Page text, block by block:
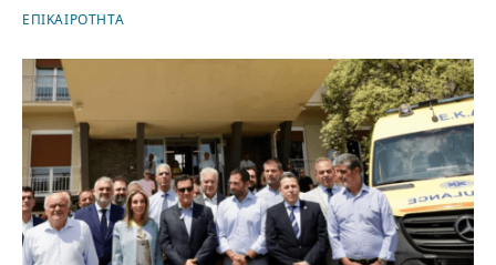
ΕΠΙΚΑΙΡΟΤΗΤΑ